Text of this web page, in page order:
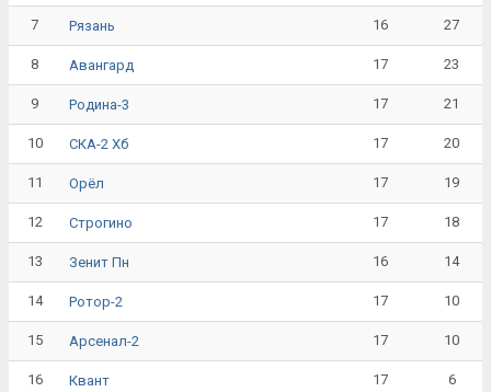
7 Рязань 16 27
8 Авангард 17 23
9 Родина-3 17 21
10 СКА-2 Хб 17 20
11 Орёл 17 19
12 Строгино 17 18
13 Зенит Пн 16 14
14 Ротор-2 17 10
15 Арсенал-2 17 10
16 Квант 17 6